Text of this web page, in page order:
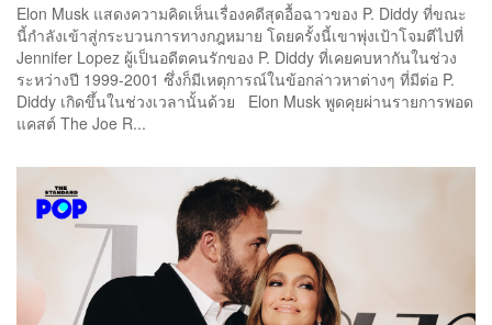
Elon Musk แสดงความคิดเห็นเรื่องคดีสุดอื้อฉาวของ P. Diddy ที่ขณะ
นี้กำลังเข้าสู่กระบวนการทางกฎหมาย โดยครั้งนี้เขาพุ่งเป้าโจมตีไปที่
Jennifer Lopez ผู้เป็นอดีตคนรักของ P. Diddy ที่เคยคบหากันในช่วง
ระหว่างปี 1999-2001 ซึ่งก็มีเหตุการณ์ในข้อกล่าวหาต่างๆ ที่มีต่อ P.
Diddy เกิดขึ้นในช่วงเวลานั้นด้วย Elon Musk พูดคุยผ่านรายการพอด
แคสต์ The Joe R...